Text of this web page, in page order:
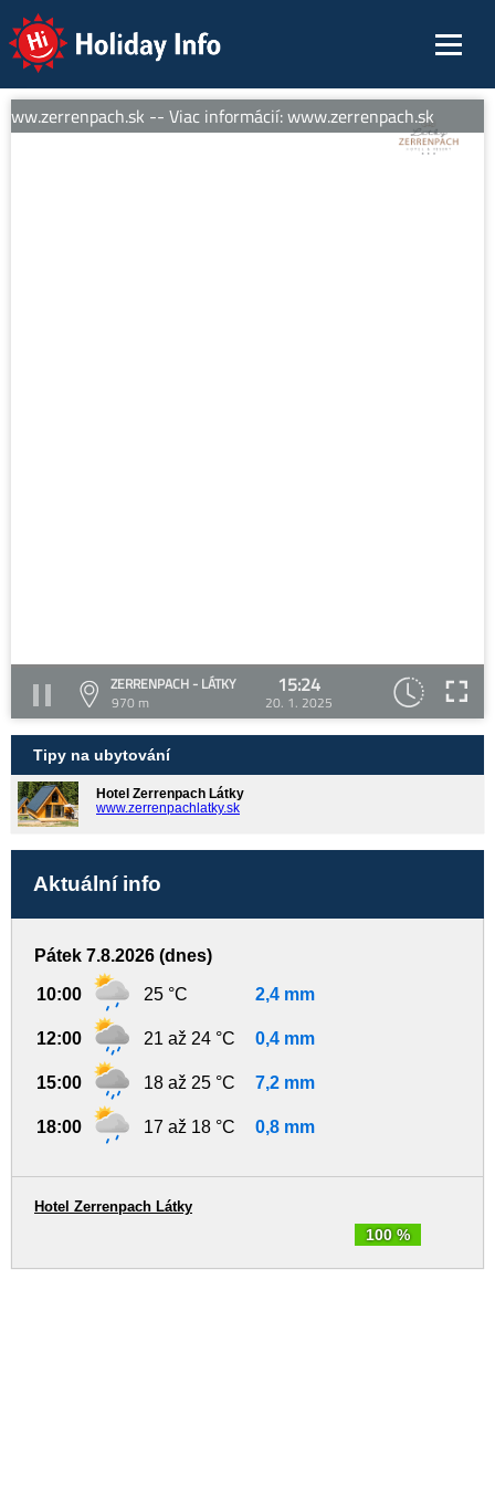
Holiday Info
-- Viac informácií: www.zerrenpach.sk
ZERRENPACH - LÁTKY
970 m
15:24
20. 1. 2025
Tipy na ubytování
Hotel Zerrenpach Látky
www.zerrenpachlatky.sk
Aktuální info
Pátek 7.8.2026 (dnes)
10:00 25 °C 2,4 mm
12:00 21 až 24 °C 0,4 mm
15:00 18 až 25 °C 7,2 mm
18:00 17 až 18 °C 0,8 mm
100 %
Hotel Zerrenpach Látky